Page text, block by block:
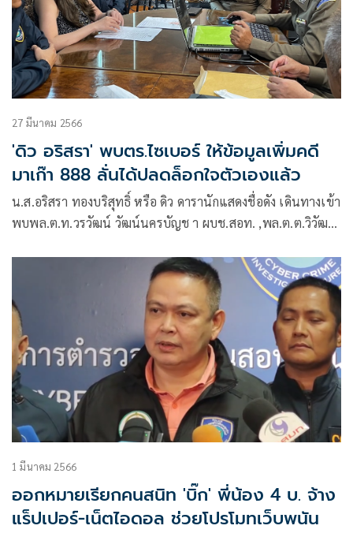
27 มีนาคม 2566
'ดิว อริสรา' พบตร.ไซเบอร์ ให้ข้อมูลเพิ่มคดี
มาเก๊า 888 ลั่นได้ปลดล็อกใจตัวเองแล้ว
น.ส.อริสรา ทองบริสุทธิ์ หรือ ดิว ดารานักแสดงชื่อดัง เดินทางเข้า
พบพล.ต.ท.วรวัฒน์ วัฒน์นครบัญช า ผบช.สอท. ,พล.ต.ต.วิวัฒน์
ให้การกับพนักงานสอบสวนในฐานะพยาน
1 มีนาคม 2566
ออกหมายเรียกคนสนิท 'บิ๊ก' พี่น้อง 4 บ. จ้าง
แร็ปเปอร์-เน็ตไอดอล ช่วยโปรโมทเว็บพนัน